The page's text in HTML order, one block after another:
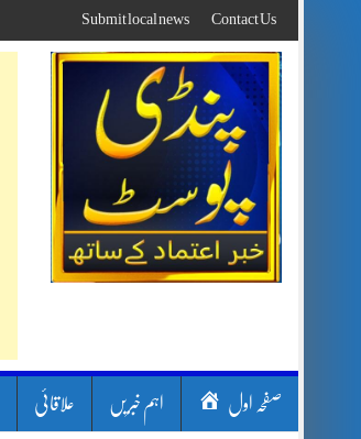
to
content
Contact Us
Submit local news
صفحہ اول اہم خبریں علاقائی